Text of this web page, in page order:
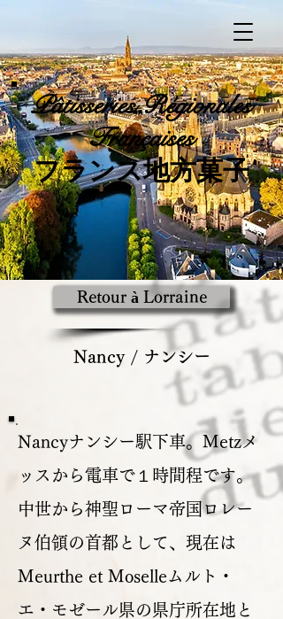
PâtisseriesRégionales
Françaises
​フランス地方菓子
Retour à Lorraine
Nancyナンシー駅下車。Metzメ
ッスから電車で１時間程です。
中世から神聖ローマ帝国ロレー
ヌ伯領の首都として、現在は
Meurthe et Moselleムルト・
エ・モゼール県の県庁所在地と
Nancy / ナンシー